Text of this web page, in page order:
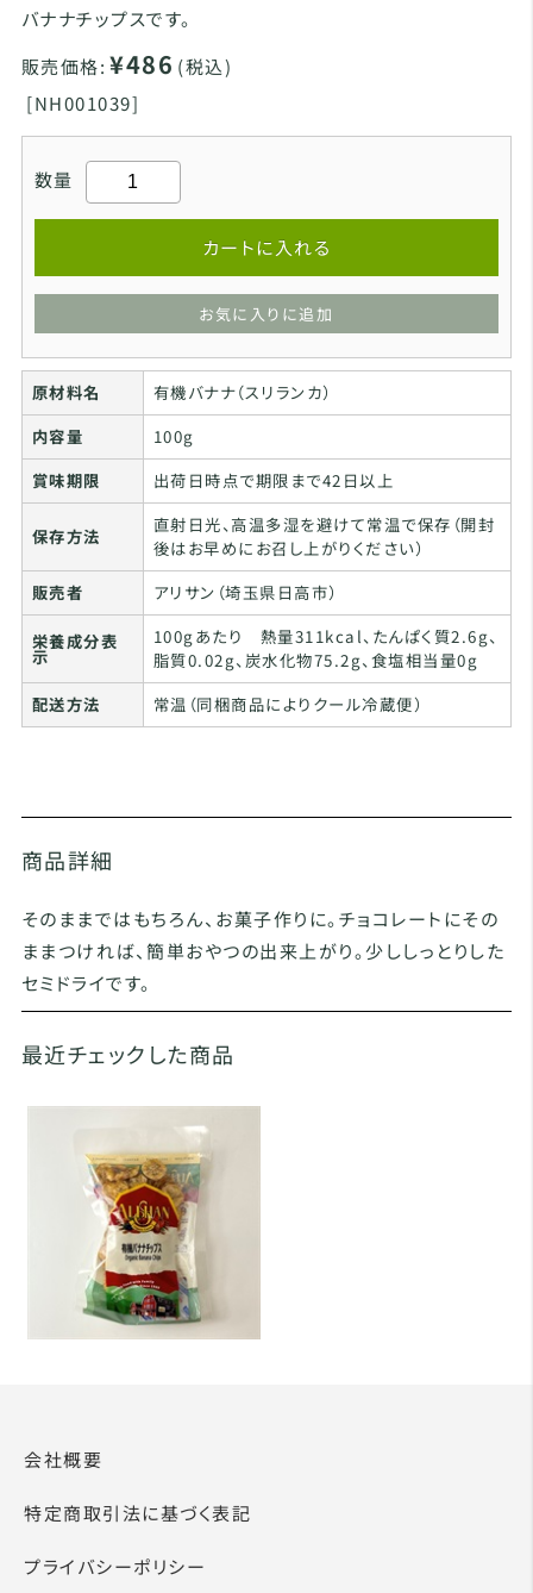
バナナチップスです。
販売価格: ¥486 (税込)
[NH001039]
数量
カートに入れる
お気に入りに追加
原材料名
有機バナナ（スリランカ）
内容量
100g
賞味期限
出荷日時点で期限まで42日以上
保存方法
直射日光、高温多湿を避けて常温で保存（開封
後はお早めにお召し上がりください）
販売者
アリサン（埼玉県日高市）
栄養成分表
示
100gあたり 熱量311kcal、たんぱく質2.6g、
脂質0.02g、炭水化物75.2g、食塩相当量0g
配送方法
常温（同梱商品によりクール冷蔵便）
商品詳細
そのままではもちろん、お菓子作りに。チョコレートにその
ままつければ、簡単おやつの出来上がり。少ししっとりした
セミドライです。
最近チェックした商品
会社概要
特定商取引法に基づく表記
プライバシーポリシー